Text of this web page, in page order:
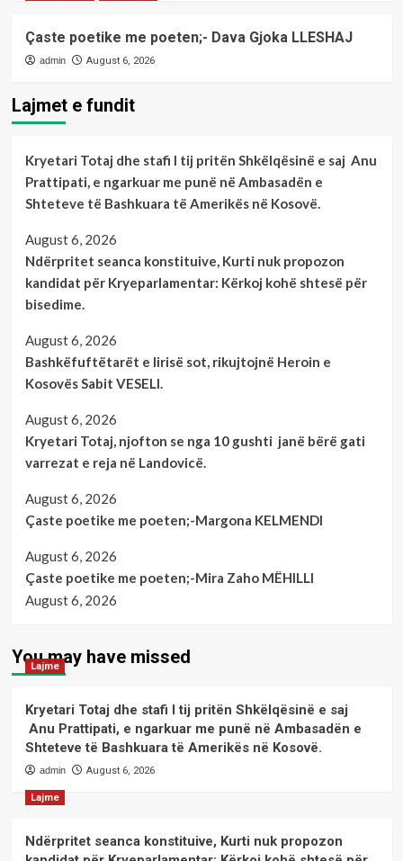
Çaste poetike me poeten;- Dava Gjoka LLESHAJ
admin August 6, 2026
Lajmet e fundit
Kryetari Totaj dhe stafi I tij pritën Shkëlqësinë e saj Anu
Prattipati, e ngarkuar me punë në Ambasadën e
Shteteve të Bashkuara të Amerikës në Kosovë.
August 6, 2026
Ndërpritet seanca konstituive, Kurti nuk propozon
kandidat për Kryeparlamentar: Kërkoj kohë shtesë për
bisedime.
August 6, 2026
Bashkëfuftëtarët e lirisë sot, rikujtojnë Heroin e
Kosovës Sabit VESELI.
August 6, 2026
Kryetari Totaj, njofton se nga 10 gushti janë bërë gati
varrezat e reja në Landovicë.
August 6, 2026
Çaste poetike me poeten;-Margona KELMENDI
August 6, 2026
Çaste poetike me poeten;-Mira Zaho MËHILLI
August 6, 2026
You may have missed
Lajme
Kryetari Totaj dhe stafi I tij pritën Shkëlqësinë e saj
Anu Prattipati, e ngarkuar me punë në Ambasadën e
Shteteve të Bashkuara të Amerikës në Kosovë.
admin August 6, 2026
Lajme
Ndërpritet seanca konstituive, Kurti nuk propozon